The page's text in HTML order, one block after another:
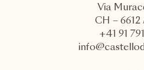
Via
CH – 6612
+41 91